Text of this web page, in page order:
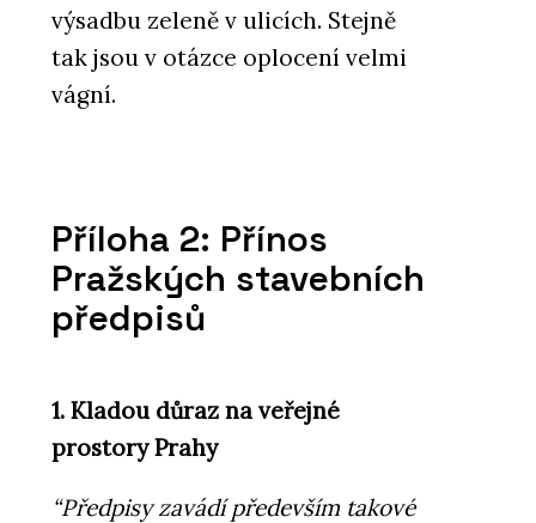
výsadbu zeleně v ulicích. Stejně
tak jsou v otázce oplocení velmi
vágní.
Příloha 2: Přínos
Pražských stavebních
předpisů
1. Kladou důraz na veřejné
prostory Prahy
“Předpisy zavádí především takové